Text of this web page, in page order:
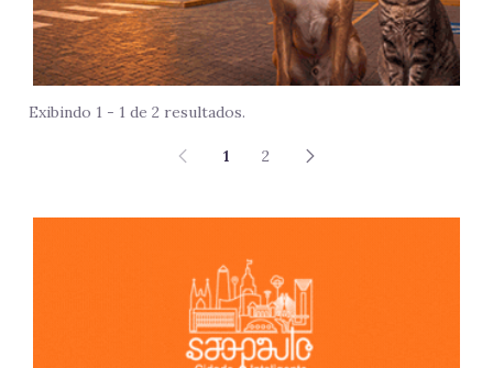
Exibindo 1 - 1 de 2 resultados.
1 2